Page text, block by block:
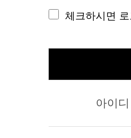
체크하시면
아이